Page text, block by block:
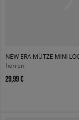
herren
29,99 €